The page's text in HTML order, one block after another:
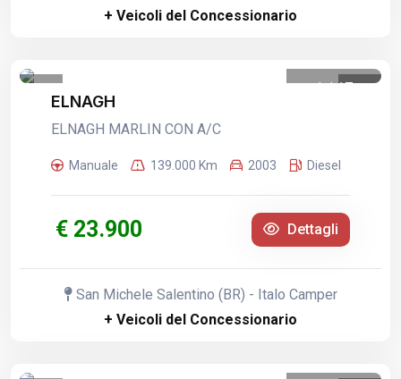
+ Veicoli del Concessionario
1 /17
ELNAGH
ELNAGH MARLIN CON A/C
Manuale 139.000 Km 2003 Diesel
€ 23.900 Dettagli
San Michele Salentino (BR) - Italo Camper
+ Veicoli del Concessionario